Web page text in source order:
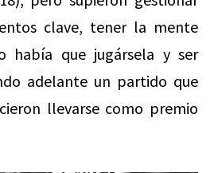
clave, tener la mente
había que jugársela y ser
adelante un partido que
llevarse como premio